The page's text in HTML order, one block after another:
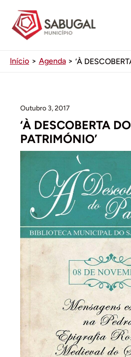
conteúdo
Início Agenda
Outubro 3, 2017
‘À DESCOBERTA DO
PATRIMÓNIO’